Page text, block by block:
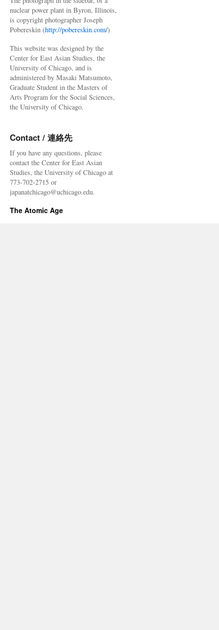
解
除
へ
21
度
め
ど、
政
府
方
針
同
通
信
nuclear power plant in Byron, Illinois,
is copyright photographer Joseph
Pobereskin (http://pobereskin.com/)
This website was designed by the
Center for East Asian Studies, the
University of Chicago, and is
administered by Masaki Matsumoto,
Graduate Student in the Masters of
Arts Program for the Social Sciences,
the University of Chicago.
Contact / 連絡先
If you have any questions, please
contact the Center for East Asian
Studies, the University of Chicago at
773-702-2715 or
japanatchicago@uchicago.edu.
The Atomic Age